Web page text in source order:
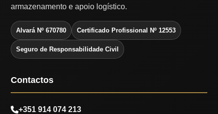
armazenamento e apoio logístico.
Alvará Nº 670780 Certificado Profissional Nº 12553
Seguro de Responsabilidade Civil
Contactos
+351 914 074 213